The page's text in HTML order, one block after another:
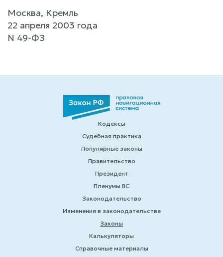
Москва, Кремль
22 апреля 2003 года
N 49-ФЗ
Кодексы
Судебная практика
Популярные законы
Правительство
Президент
Пленумы ВС
Законодательство
Изменения в законодательстве
Законы
Калькуляторы
Справочные материалы